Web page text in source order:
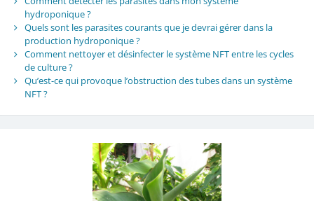
hydroponique ?
Quels sont les parasites courants que je devrai gérer dans la
production hydroponique ?
Comment nettoyer et désinfecter le système NFT entre les cycles
de culture ?
Qu’est-ce qui provoque l’obstruction des tubes dans un système
NFT ?